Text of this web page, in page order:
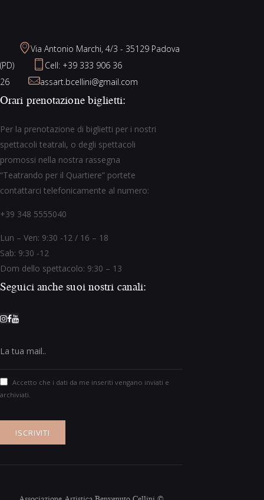
Via Antonio Marchi, 4/3 - 35129 Padova
(PD)
Cell: +39 333 906 36
26
assart.bcellini@gmail.com
Orari prenotazione biglietti:
Per la prenotazione di biglietti per i nostri
spettacoli teatrali, o degli spettacoli
promossi nella nostra rassegna
“Teatrando per il Quartiere” portete
contattarci telefonicamente al numero:
+39 348 5555040
Lun – Ven: 9:30 -12 / 16 – 18
Sab: 9:30 -12
Dom dello spettacolo: 9:30 – 13
Seguici anche suoi nostri canali:
Accetto che i dati da me inseriti vengano inviati e
archiviati.